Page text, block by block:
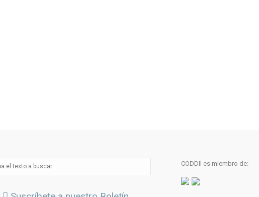
CODDII es miembro de: